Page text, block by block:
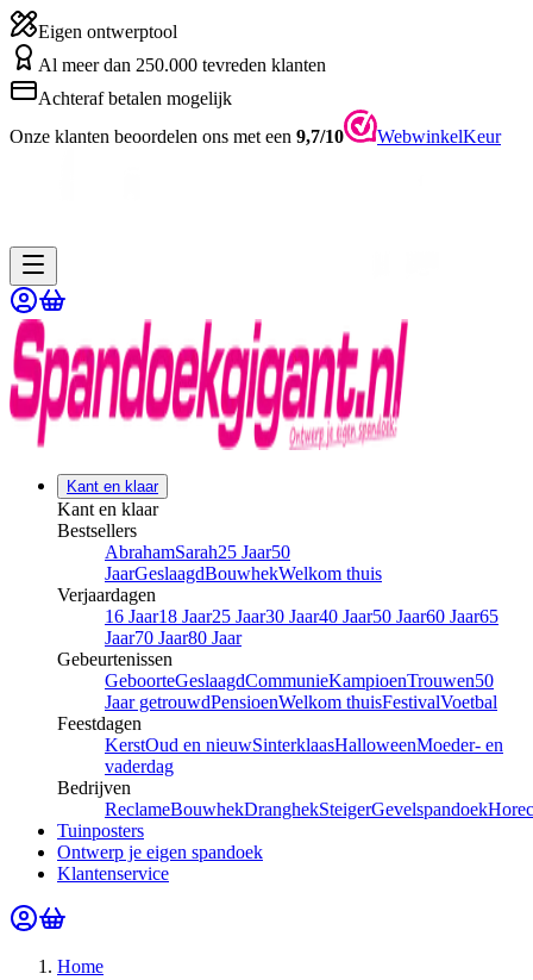
Eigen ontwerptool
Al meer dan 250.000 tevreden klanten
Achteraf betalen mogelijk
Onze klanten beoordelen ons met een 9,7/10 WebwinkelKeur
Kant en klaar
Kant en klaar
Bestsellers
AbrahamSarah25 Jaar50
JaarGeslaagdBouwhekWelkom thuis
Verjaardagen
16 Jaar18 Jaar25 Jaar30 Jaar40 Jaar50 Jaar60 Jaar65
Jaar70 Jaar80 Jaar
Gebeurtenissen
GeboorteGeslaagdCommunieKampioenTrouwen50
Jaar getrouwdPensioenWelkom thuisFestivalVoetbal
Feestdagen
KerstOud en nieuwSinterklaasHalloweenMoeder- en
vaderdag
Bedrijven
ReclameBouwhekDranghekSteigerGevelspandoek
Tuinposters
Ontwerp je eigen spandoek
Klantenservice
Home